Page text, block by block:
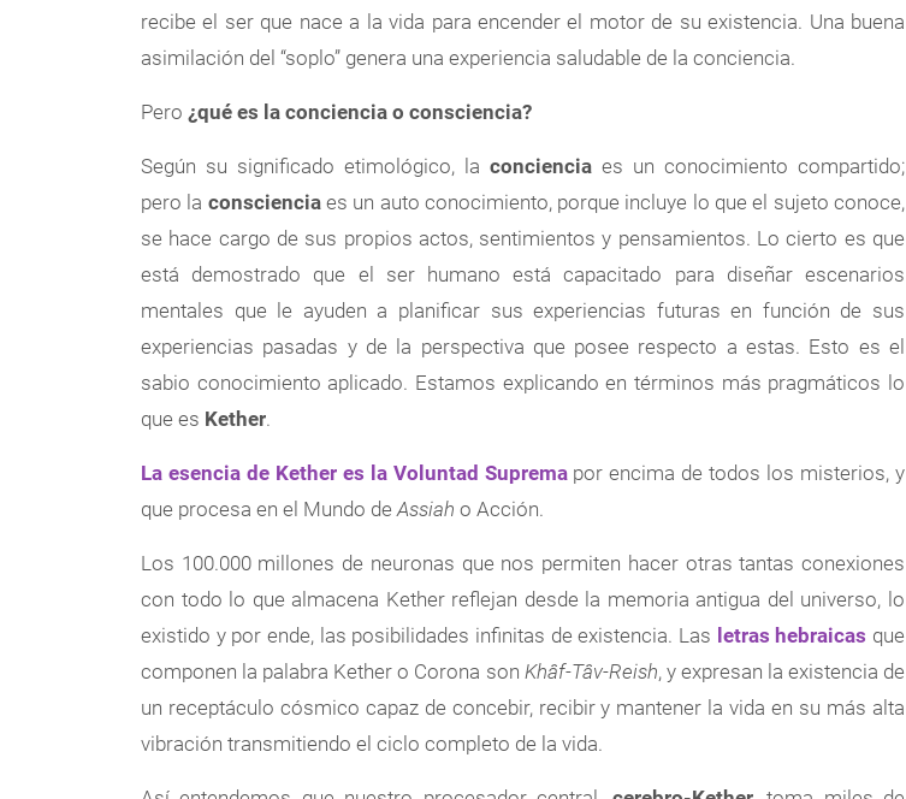
recibe el ser que nace a la vida para encender el motor de su existencia. Una buena
asimilación del “soplo” genera una experiencia saludable de la conciencia.
Pero ¿qué es la conciencia o consciencia?
Según su significado etimológico, la conciencia es un conocimiento compartido;
pero la conscienciaes un auto conocimiento, porque incluye lo que el sujeto conoce,
se hace cargo de sus propios actos, sentimientos y pensamientos. Lo cierto es que
está demostrado que el ser humano está capacitado para diseñar escenarios
mentales que le ayuden a planificar sus experiencias futuras en función de sus
experiencias pasadas y de la perspectiva que posee respecto a estas. Esto es el
sabio conocimiento aplicado. Estamos explicando en términos más pragmáticos lo
que es Kether.
La esencia de Kether es la Voluntad Supremapor encima de todos los misterios, y
que procesa en el Mundo de Assiah o Acción.
Los 100.000 millones de neuronas que nos permiten hacer otras tantas conexiones
con todo lo que almacena Kether reflejan desde la memoria antigua del universo, lo
existido y por ende, las posibilidades infinitas de existencia. Las letras hebraicas que
componen la palabra Kether o Corona son Khâf-Tâv-Reish, y expresan la existencia de
un receptáculo cósmico capaz de concebir, recibir y mantener la vida en su más alta
vibración transmitiendo el ciclo completo de la vida.